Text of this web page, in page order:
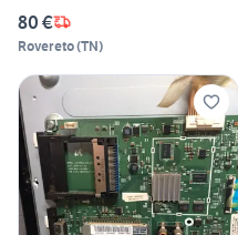
80 €
Rovereto(TN)